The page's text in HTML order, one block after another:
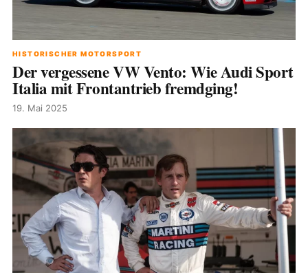
HISTORISCHER MOTORSPORT
Der vergessene VW Vento: Wie Audi Sport
Italia mit Frontantrieb fremdging!
19. Mai 2025